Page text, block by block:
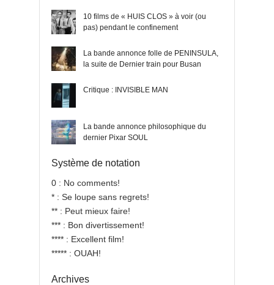
10 films de « HUIS CLOS » à voir (ou
pas) pendant le confinement
La bande annonce folle de PENINSULA,
la suite de Dernier train pour Busan
Critique : INVISIBLE MAN
La bande annonce philosophique du
dernier Pixar SOUL
Système de notation
0 : No comments!
* : Se loupe sans regrets!
** : Peut mieux faire!
*** : Bon divertissement!
**** : Excellent film!
***** : OUAH!
Archives